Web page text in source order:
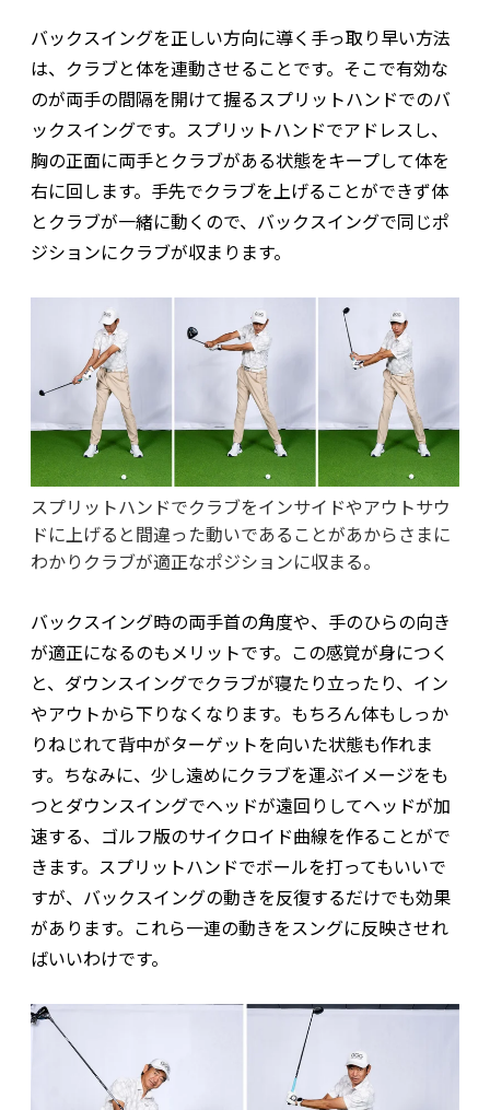
バックスイングを正しい方向に導く手っ取り早い方法
は、クラブと体を連動させることです。そこで有効な
のが両手の間隔を開けて握るスプリットハンドでのバ
ックスイングです。スプリットハンドでアドレスし、
胸の正面に両手とクラブがある状態をキープして体を
右に回します。手先でクラブを上げることができず体
とクラブが一緒に動くので、バックスイングで同じポ
ジションにクラブが収まります。
スプリットハンドでクラブをインサイドやアウトサウ
ドに上げると間違った動いであることがあからさまに
わかりクラブが適正なポジションに収まる。
バックスイング時の両手首の角度や、手のひらの向き
が適正になるのもメリットです。この感覚が身につく
と、ダウンスイングでクラブが寝たり立ったり、イン
やアウトから下りなくなります。もちろん体もしっか
りねじれて背中がターゲットを向いた状態も作れま
す。ちなみに、少し遠めにクラブを運ぶイメージをも
つとダウンスイングでヘッドが遠回りしてヘッドが加
速する、ゴルフ版のサイクロイド曲線を作ることがで
きます。スプリットハンドでボールを打ってもいいで
すが、バックスイングの動きを反復するだけでも効果
があります。これら一連の動きをスングに反映させれ
ばいいわけです。